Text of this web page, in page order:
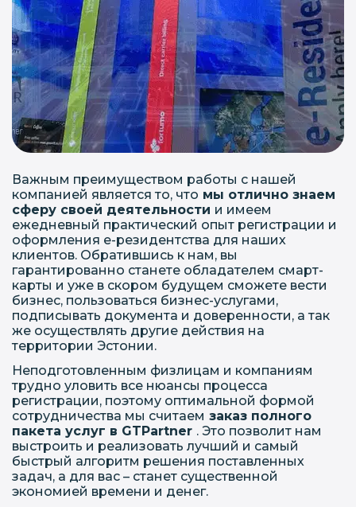
Важным преимуществом работы с нашей
компанией является то, что мы отлично знаем
сферу своей деятельности и имеем
ежедневный практический опыт регистрации и
оформления е-резидентства для наших
клиентов. Обратившись к нам, вы
гарантированно станете обладателем смарт-
карты и уже в скором будущем сможете вести
бизнес, пользоваться бизнес-услугами,
подписывать документа и доверенности, а так
же осуществлять другие действия на
территории Эстонии.
Неподготовленным физлицам и компаниям
трудно уловить все нюансы процесса
регистрации, поэтому оптимальной формой
сотрудничества мы считаем заказ полного
пакета услуг в GTPartner . Это позволит нам
выстроить и реализовать лучший и самый
быстрый алгоритм решения поставленных
задач, а для вас – станет существенной
экономией времени и денег.